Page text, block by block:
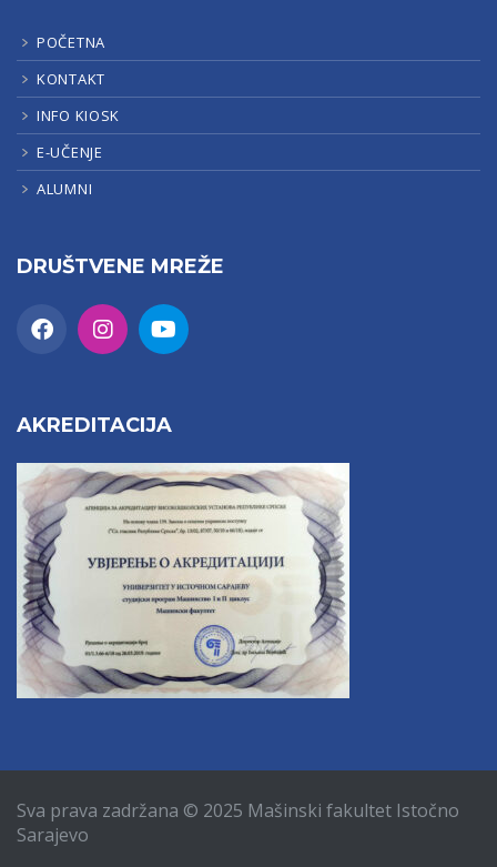
POČETNA
KONTAKT
INFO KIOSK
E-UČENJE
ALUMNI
DRUŠTVENE MREŽE
AKREDITACIJA
Sva prava zadržana © 2025 Mašinski fakultet Istočno
Sarajevo